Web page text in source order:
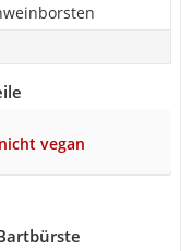
nicht vegan